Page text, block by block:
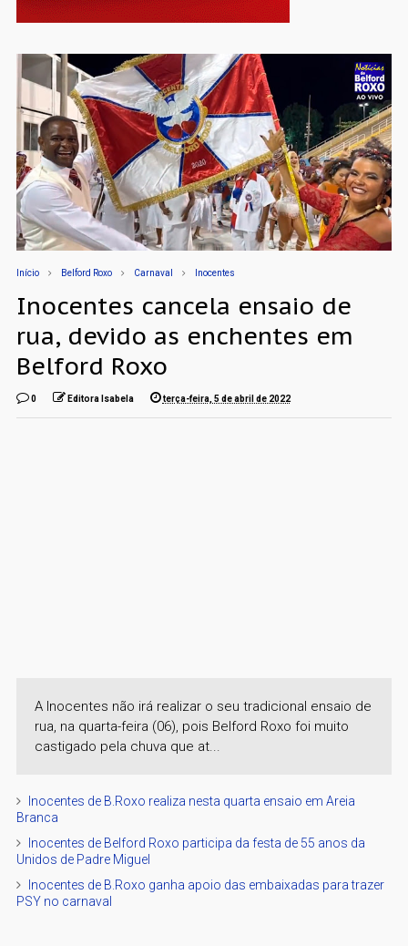
Início Belford Roxo Carnaval Inocentes
Inocentes cancela ensaio de
rua, devido as enchentes em
Belford Roxo
0 Editora Isabela terça-feira, 5 de abril de 2022
A Inocentes não irá realizar o seu tradicional ensaio de
rua, na quarta-feira (06), pois Belford Roxo foi muito
castigado pela chuva que at...
Inocentes de B.Roxo realiza nesta quarta ensaio em Areia
Branca
Inocentes de Belford Roxo participa da festa de 55 anos da
Unidos de Padre Miguel
Inocentes de B.Roxo ganha apoio das embaixadas para trazer
PSY no carnaval